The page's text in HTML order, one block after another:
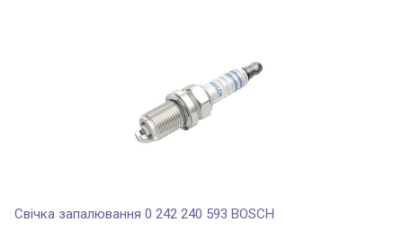
Свічка запалювання 0 242 240 593 BOSCH